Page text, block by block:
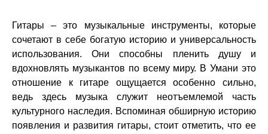
Гитары – это музыкальные инструменты, которые
сочетают в себе богатую историю и универсальность
использования. Они способны пленить душу и
вдохновлять музыкантов по всему миру. В Умани это
отношение к гитаре ощущается особенно сильно,
ведь здесь музыка служит неотъемлемой часть
культурного наследия. Вспоминая обширную историю
появления и развития гитары, стоит отметить, что ее